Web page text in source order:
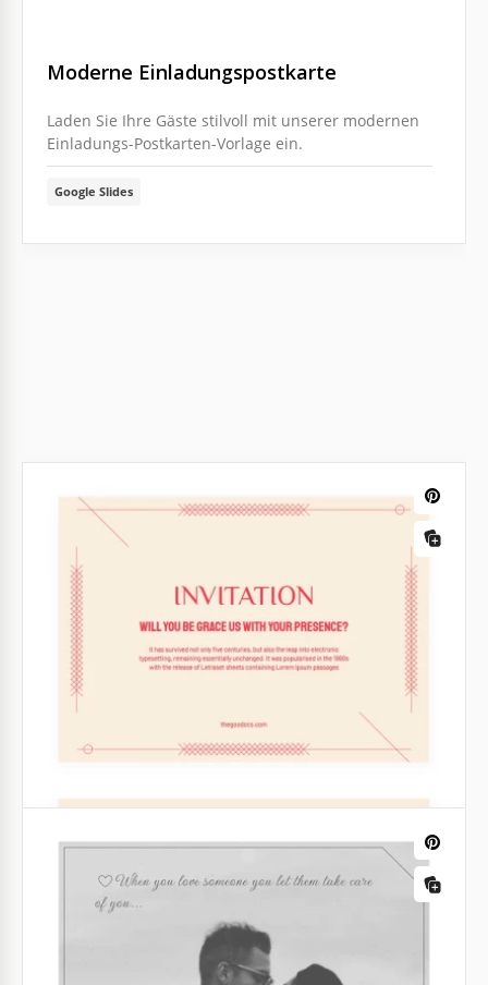
Moderne Einladungspostkarte
Laden Sie Ihre Gäste stilvoll mit unserer modernen
Einladungs-Postkarten-Vorlage ein.
Google Slides